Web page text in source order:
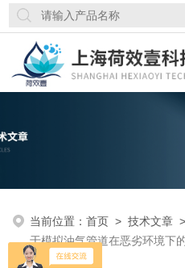
当前位置：首页 >技术文章
于模拟油气管道在恶劣环境下